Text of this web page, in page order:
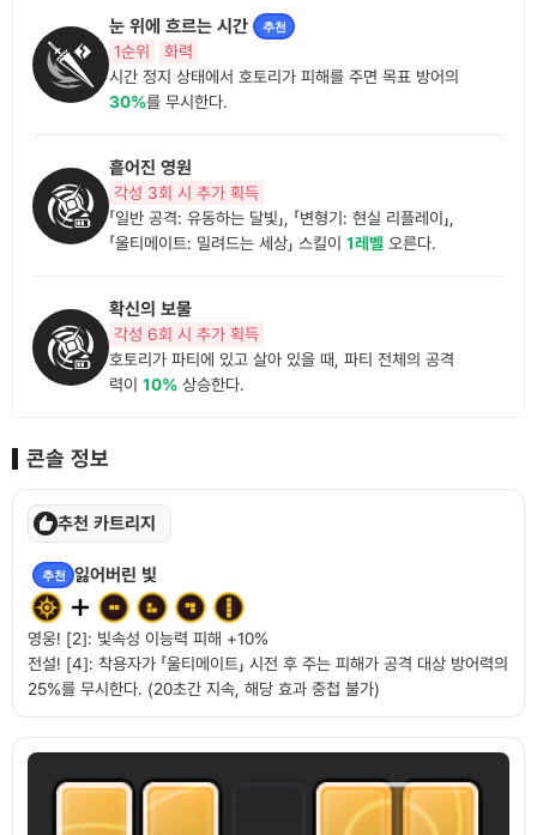
눈 위에 흐르는 시간 추천
1순위
화력
시간 정지 상태에서 호토리가 피해를 주면 목표 방어의
30%를 무시한다.
흩어진 영원
각성 3회 시 추가 획득
「일반 공격: 유동하는 달빛」, 「변형기: 현실 리플레이」,
「울티메이트: 밀려드는 세상」 스킬이 1레벨 오른다.
확신의 보물
각성 6회 시 추가 획득
호토리가 파티에 있고 살아 있을 때, 파티 전체의 공격
력이 10% 상승한다.
콘솔 정보
추천 카트리지
추천 잃어버린 빛
영웅! [2]: 빛속성 이능력 피해 +10%
전설! [4]: 착용자가 「울티메이트」 시전 후 주는 피해가 공격 대상 방어력의
25%를 무시한다. (20초간 지속, 해당 효과 중첩 불가)